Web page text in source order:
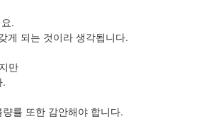
.
게 되는 것이라 생각됩니다.
만
.
률 또한 감안해야 합니다.